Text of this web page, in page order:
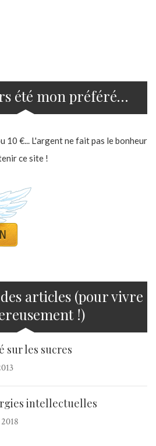
été mon préféré…
10 €... L'argent ne fait pas le bonheur
ce site !
articles (pour vivre
!)
sur les sucres
intellectuelles